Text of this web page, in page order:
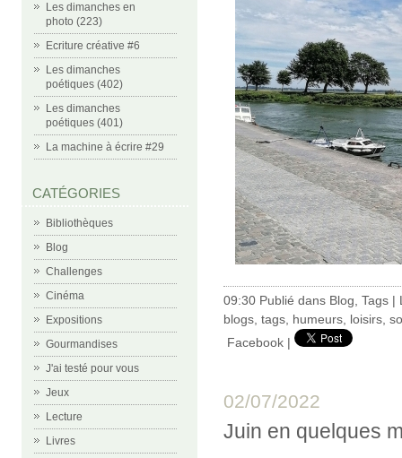
Les dimanches en
photo (223)
Ecriture créative #6
Les dimanches
poétiques (402)
Les dimanches
poétiques (401)
La machine à écrire #29
CATÉGORIES
Bibliothèques
Blog
Challenges
Cinéma
Expositions
Gourmandises
J'ai testé pour vous
Jeux
Lecture
Livres
09:30 Publié dans Blog Tags |
blogs tags humeurs loisirs
Facebook |
02/07/2022
Juin en quelques